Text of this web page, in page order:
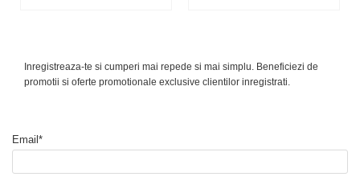
Inregistreaza-te si cumperi mai repede si mai simplu. Beneficiezi de
promotii si oferte promotionale exclusive clientilor inregistrati.
Email*